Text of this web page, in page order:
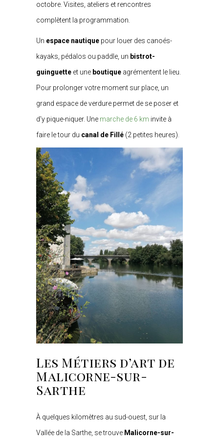
octobre. Visites, ateliers et rencontres
complètent la programmation.
Un espace nautique pour louer des canoés-
kayaks, pédalos ou paddle, un bistrot-
guinguette et une boutique agrémentent le lieu.
Pour prolonger votre moment sur place, un
grand espace de verdure permet de se poser et
d’y pique-niquer. Une marche de 6 km invite à
faire le tour du canal de Fillé (2 petites heures).
Les Métiers d’art de
Malicorne-sur-
Sarthe
À quelques kilomètres au sud-ouest, sur la
Vallée de la Sarthe, se trouve Malicorne-sur-